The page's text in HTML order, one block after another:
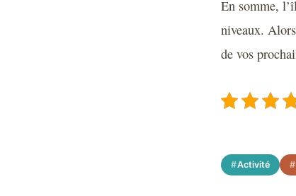
En somme,
niveaux.
de vos
Activité